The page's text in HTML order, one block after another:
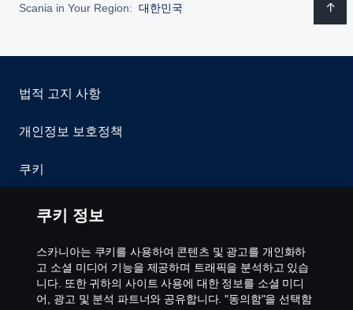
Scania in Your Region: 대한민국
법적 고지 사항
개인정보 보호정책
쿠키
이용약관
문의처
공익제보
쿠키 정보
스카니아는 쿠키를 사용하여 콘텐츠 및 광고를 개인화하
고 소셜 미디어 기능을 제공하며 트래픽을 분석하고 있습
니다. 또한 귀하의 사이트 사용에 대한 정보를 소셜 미디
어, 광고 및 분석 파트너와 공유합니다. "동의함"을 선택함